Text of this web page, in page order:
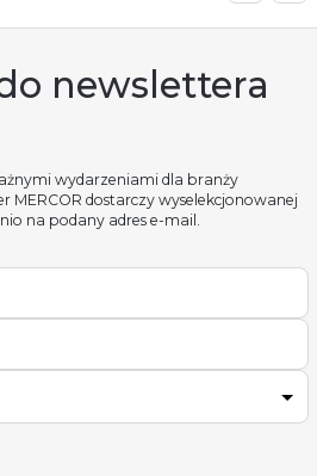
newslettera
wydarzeniami dla branży
MERCOR dostarczy wyselekcjonowanej
na podany adres e-mail.